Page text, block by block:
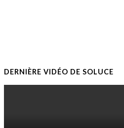
DERNIÈRE VIDÉO DE SOLUCE